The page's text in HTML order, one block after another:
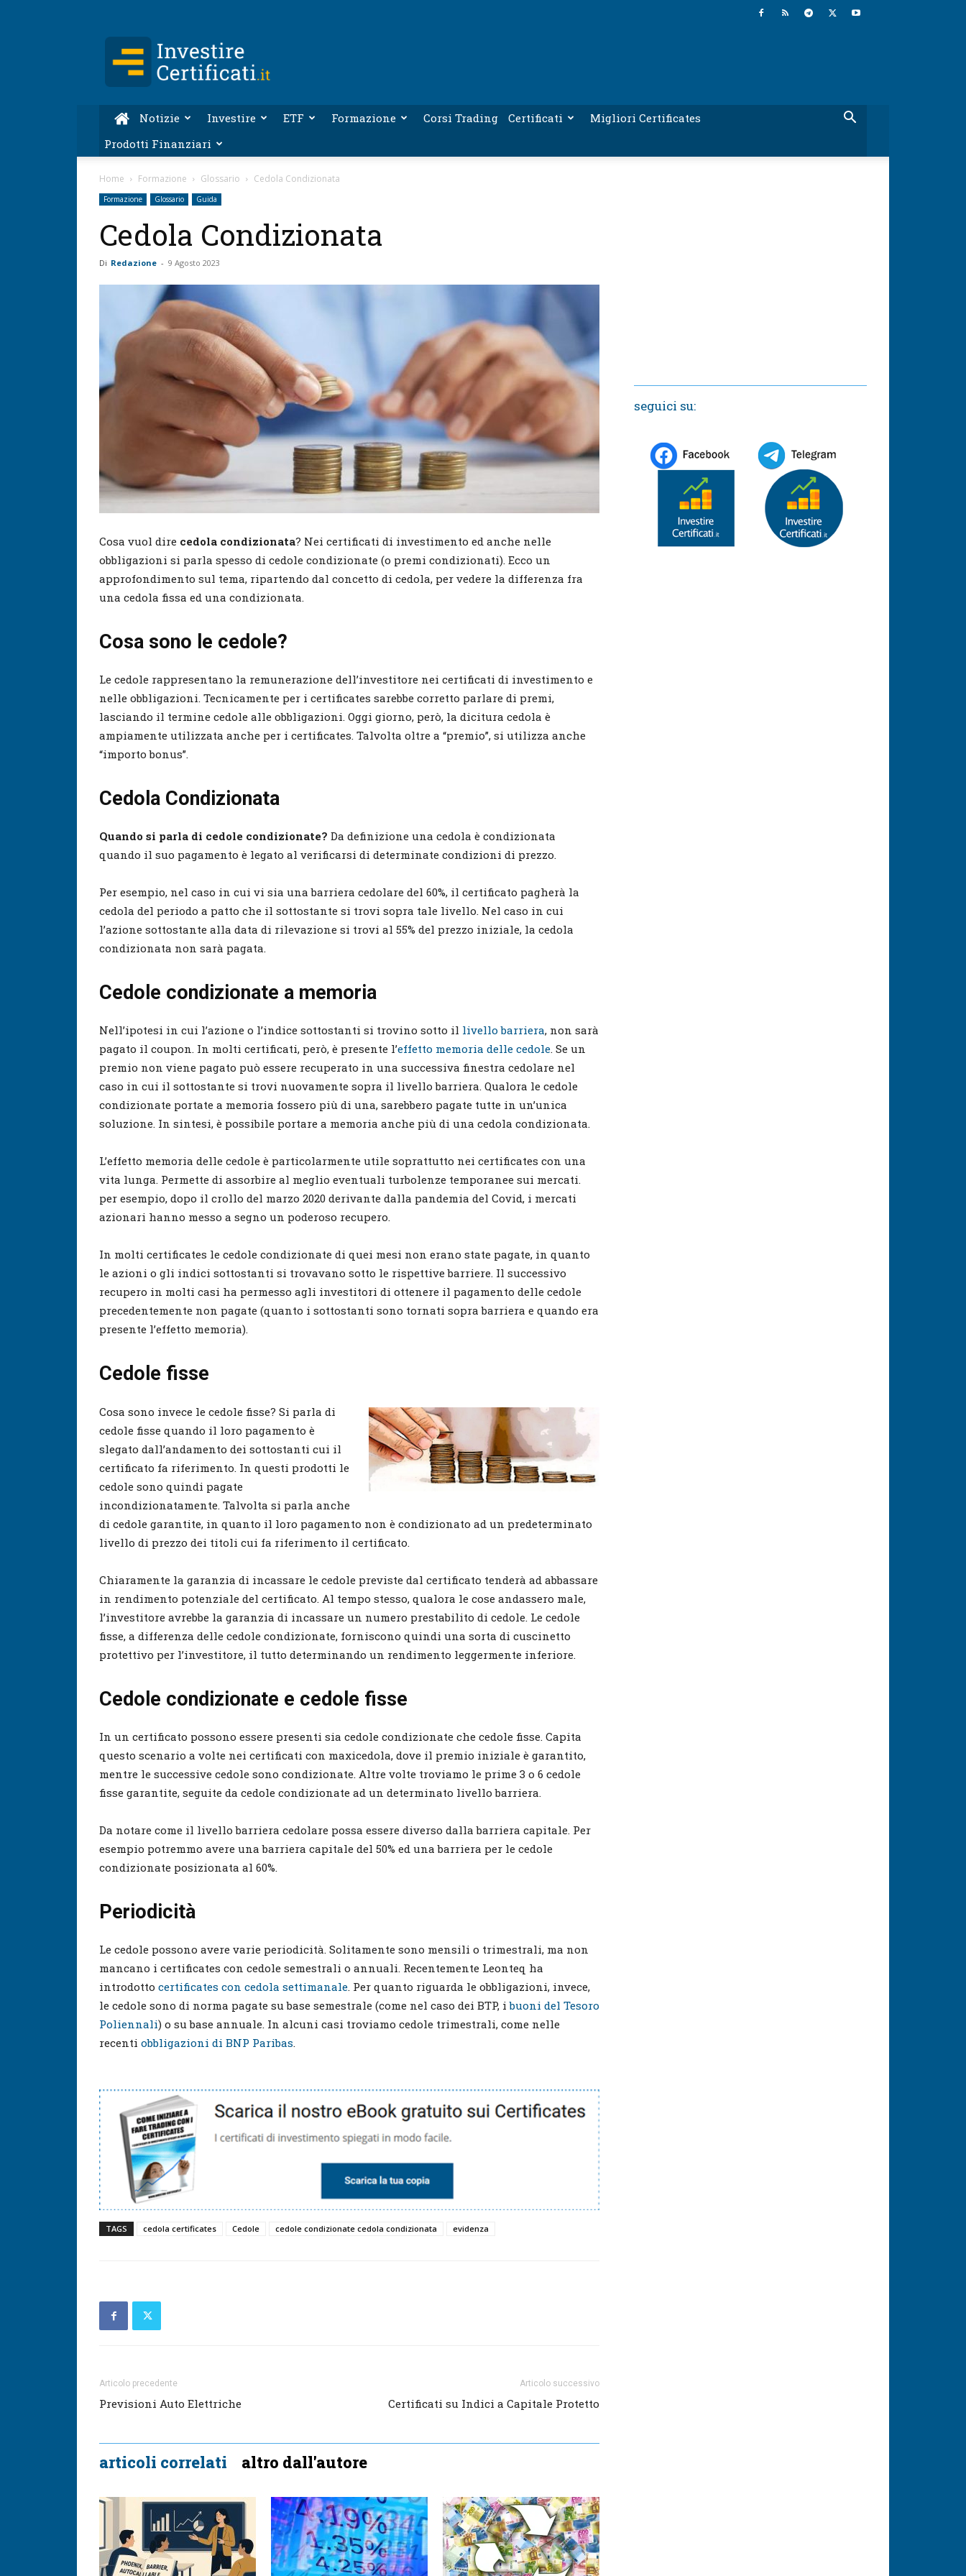
Certificati.it
Notizie Investire ETF Formazione Corsi Trading Certificati
Migliori Certificates
Prodotti Finanziari
Home Formazione Glossario Cedola Condizionata
Formazione Glossario Guida
Cedola Condizionata
Di Redazione - 9 Agosto 2023
Cosa vuol dire cedola condizionata? Nei certificati di investimento ed anche nelle
obbligazioni si parla spesso di cedole condizionate (o premi condizionati). Ecco un
approfondimento sul tema, ripartendo dal concetto di cedola, per vedere la differenza fra
una cedola fissa ed una condizionata.
Cosa sono le cedole?
Le cedole rappresentano la remunerazione dell’investitore nei certificati di investimento e
nelle obbligazioni. Tecnicamente per i certificates sarebbe corretto parlare di premi,
lasciando il termine cedole alle obbligazioni. Oggi giorno, però, la dicitura cedola è
ampiamente utilizzata anche per i certificates. Talvolta oltre a “premio”, si utilizza anche
“importo bonus”.
Cedola Condizionata
Quando si parla di cedole condizionate? Da definizione una cedola è condizionata
quando il suo pagamento è legato al verificarsi di determinate condizioni di prezzo.
Per esempio, nel caso in cui vi sia una barriera cedolare del 60%, il certificato pagherà la
cedola del periodo a patto che il sottostante si trovi sopra tale livello. Nel caso in cui
l’azione sottostante alla data di rilevazione si trovi al 55% del prezzo iniziale, la cedola
condizionata non sarà pagata.
Cedole condizionate a memoria
Nell’ipotesi in cui l’azione o l’indice sottostanti si trovino sotto il livello barriera, non sarà
pagato il coupon. In molti certificati, però, è presente l’effetto memoria delle cedole. Se un
premio non viene pagato può essere recuperato in una successiva finestra cedolare nel
caso in cui il sottostante si trovi nuovamente sopra il livello barriera. Qualora le cedole
condizionate portate a memoria fossero più di una, sarebbero pagate tutte in un’unica
soluzione. In sintesi, è possibile portare a memoria anche più di una cedola condizionata.
L’effetto memoria delle cedole è particolarmente utile soprattutto nei certificates con una
vita lunga. Permette di assorbire al meglio eventuali turbolenze temporanee sui mercati.
per esempio, dopo il crollo del marzo 2020 derivante dalla pandemia del Covid, i mercati
azionari hanno messo a segno un poderoso recupero.
In molti certificates le cedole condizionate di quei mesi non erano state pagate, in quanto
le azioni o gli indici sottostanti si trovavano sotto le rispettive barriere. Il successivo
recupero in molti casi ha permesso agli investitori di ottenere il pagamento delle cedole
precedentemente non pagate (quanto i sottostanti sono tornati sopra barriera e quando era
presente l’effetto memoria).
Cedole fisse
Cosa sono invece le cedole fisse? Si parla di
cedole fisse quando il loro pagamento è
slegato dall’andamento dei sottostanti cui il
certificato fa riferimento. In questi prodotti le
cedole sono quindi pagate
incondizionatamente. Talvolta si parla anche
di cedole garantite, in quanto il loro pagamento non è condizionato ad un predeterminato
livello di prezzo dei titoli cui fa riferimento il certificato.
Chiaramente la garanzia di incassare le cedole previste dal certificato tenderà ad abbassare
in rendimento potenziale del certificato. Al tempo stesso, qualora le cose andassero male,
l’investitore avrebbe la garanzia di incassare un numero prestabilito di cedole. Le cedole
fisse, a differenza delle cedole condizionate, forniscono quindi una sorta di cuscinetto
protettivo per l’investitore, il tutto determinando un rendimento leggermente inferiore.
Cedole condizionate e cedole fisse
In un certificato possono essere presenti sia cedole condizionate che cedole fisse. Capita
questo scenario a volte nei certificati con maxicedola, dove il premio iniziale è garantito,
mentre le successive cedole sono condizionate. Altre volte troviamo le prime 3 o 6 cedole
fisse garantite, seguite da cedole condizionate ad un determinato livello barriera.
Da notare come il livello barriera cedolare possa essere diverso dalla barriera capitale. Per
esempio potremmo avere una barriera capitale del 50% ed una barriera per le cedole
condizionate posizionata al 60%.
Periodicità
Le cedole possono avere varie periodicità. Solitamente sono mensili o trimestrali, ma non
mancano i certificates con cedole semestrali o annuali. Recentemente Leonteq ha
introdotto certificates con cedola settimanale. Per quanto riguarda le obbligazioni, invece,
le cedole sono di norma pagate su base semestrale (come nel caso dei BTP, ibuoni del Tesoro
Poliennali) o su base annuale. In alcuni casi troviamo cedole trimestrali, come nelle
recenti obbligazioni di BNP Paribas.
TAGS cedola certificates Cedole cedole condizionate cedola condizionata evidenza
Articolo precedente
Previsioni Auto Elettriche
Articolo successivo
Certificati su Indici a Capitale Protetto
articoli correlati altro dall'autore
seguici su: